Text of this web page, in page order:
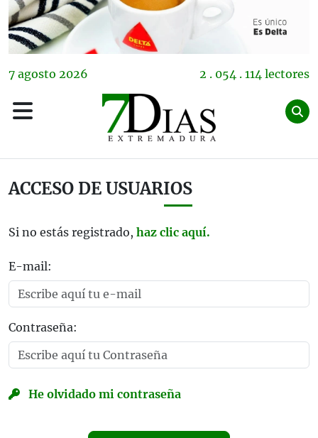
7 agosto 2026 2 . 054 . 114 lectores
ACCESO DE USUARIOS
Si no estás registrado, haz clic aquí.
E-mail:
Contraseña:
He olvidado mi contraseña